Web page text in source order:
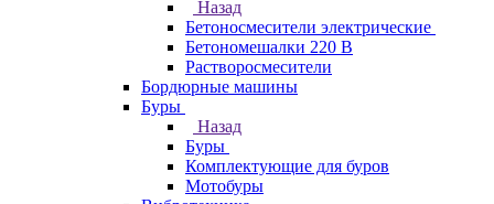
Назад
Бетоносмесители электрические
Бетономешалки 220 В
Растворосмесители
Бордюрные машины
Буры
Назад
Буры
Комплектующие для буров
Мотобуры